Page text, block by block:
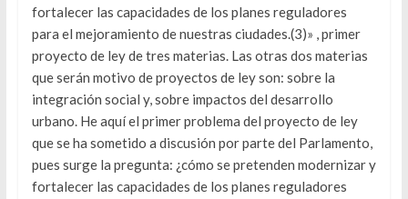
fortalecer las capacidades de los planes reguladores
para el mejoramiento de nuestras ciudades.(3)» , primer
proyecto de ley de tres materias. Las otras dos materias
que serán motivo de proyectos de ley son: sobre la
integración social y, sobre impactos del desarrollo
urbano. He aquí el primer problema del proyecto de ley
que se ha sometido a discusión por parte del Parlamento,
pues surge la pregunta: ¿cómo se pretenden modernizar y
fortalecer las capacidades de los planes reguladores